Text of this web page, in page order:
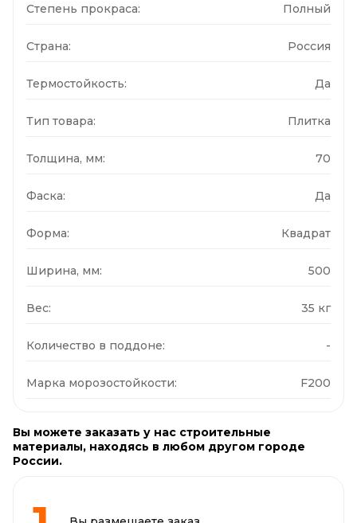
Степень прокраса: Полный
Страна: Россия
Термостойкость: Да
Тип товара: Плитка
Толщина, мм: 70
Фаска: Да
Форма: Квадрат
Ширина, мм: 500
Вес: 35 кг
Количество в поддоне: -
Марка морозостойкости: F200
Вы можете заказать у нас строительные
материалы, находясь в любом другом городе
России.